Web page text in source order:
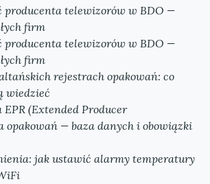
producenta telewizorów w BDO —
firm
producenta telewizorów w BDO —
firm
rejestrach opakowań: co
wiedzieć
(Extended Producer
opakowań — baza danych i obowiązki
jak ustawić alarmy temperatury